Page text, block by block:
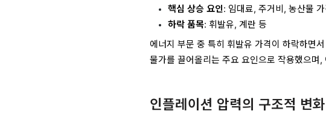
핵심 상승 요인: 임대료, 주거비, 농산물 가
하락 품목: 휘발유, 계란 등
에너지 부문 중 특히 휘발유 가격이 하락하면
물가를 끌어올리는 주요 요인으로 작용했으며
인플레이션 압력의 구조적 변화